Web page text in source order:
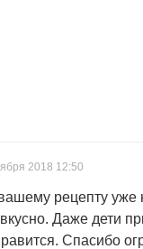
2018 12:50
рецепту уже
Даже дети
Спасибо